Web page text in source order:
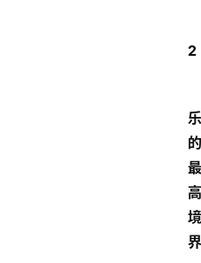
2
乐
的
最
高
境
界